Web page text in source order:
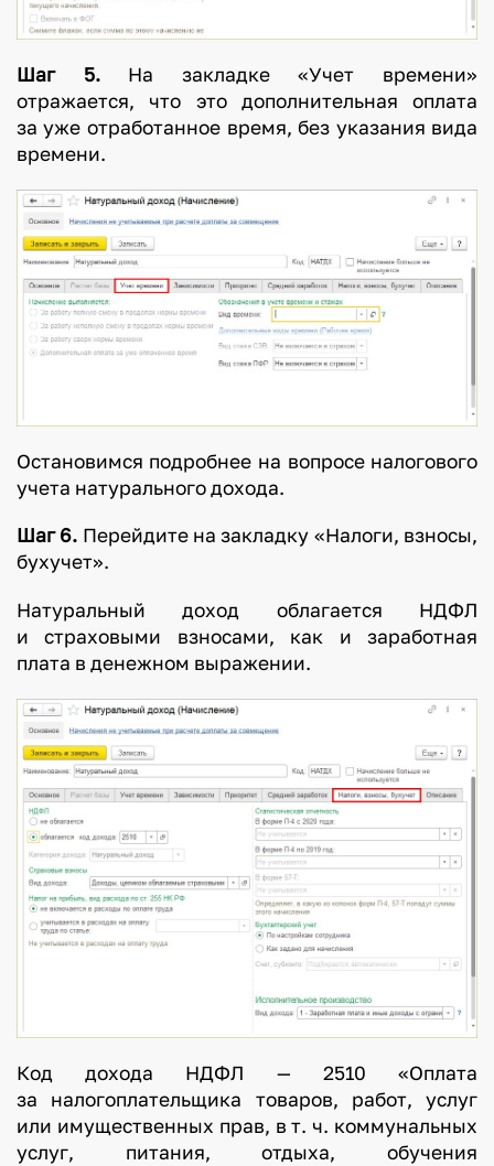
Шаг 5.На закладке «Учет времени»
отражается, что это дополнительная оплата
за уже отработанное время, без указания вида
времени.
Остановимся подробнее на вопросе налогового
учета натурального дохода.
Шаг 6. Перейдите на закладку «Налоги, взносы,
бухучет».
Натуральный доход облагается НДФЛ
и страховыми взносами, как и заработная
плата в денежном выражении.
Код дохода НДФЛ — 2510 «Оплата
за налогоплательщика товаров, работ, услуг
или имущественных прав, в т. ч. коммунальных
услуг, питания, отдыха, обучения